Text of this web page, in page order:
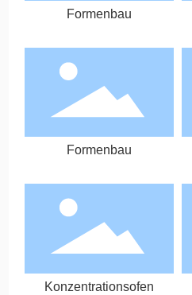
Formenbau
Formenbau
Konzentrationsofen